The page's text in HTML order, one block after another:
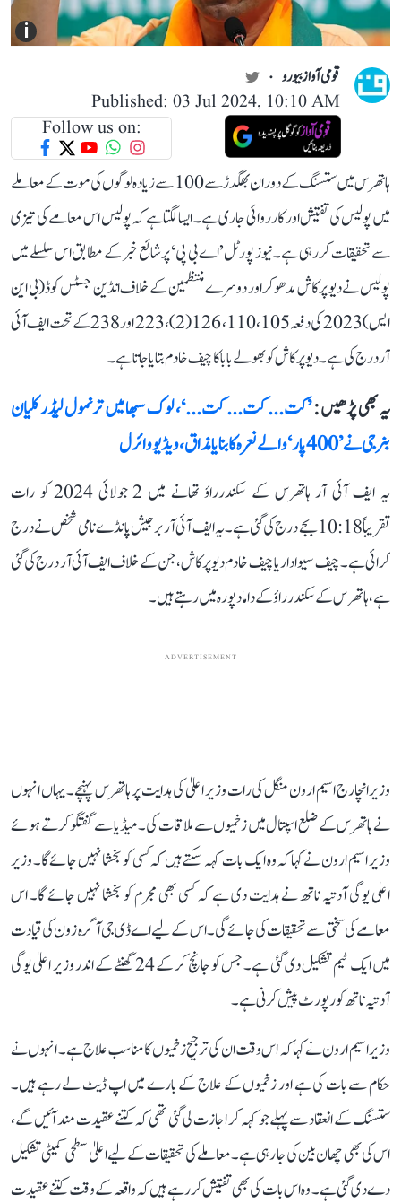
i
قومی آواز بیورو
Published: 03 Jul 2024, 10:10 AM
Follow us on:
ہاتھرس میں ستسنگ کے دوران بھگدڑ سے 100 سے زیادہ لوگوں کی موت کے معاملے
میں پولیس کی تفتیش اور کارروائی جاری ہے۔ ایسا لگتا ہے کہ پولیس اس معاملے کی تیزی
سے تحقیقات کر رہی ہے۔ نیوز پورٹل ’اے بی پی‘ پر شائع خبر کے مطابق اس سلسلے میں
پولیس نے دیو پرکاش مدھوکر اور دوسرے منتظمین کے خلاف انڈین جسٹس کوڈ (بی این
ایس) 2023 کی دفعہ 105، 110، 126 (2)، 223 اور 238 کے تحت ایف آئی
آر درج کی ہے۔ دیو پرکاش کو بھولے بابا کا چیف خادم بتایا جاتا ہے ۔
یہ بھی پڑھیں :’کت... کت... کت...‘، لوک سبھا میں ترنمول لیڈر کلیان
بنرجی نے ’400 پار‘ والے نعرہ کا بنایا مذاق، ویڈیو وائرل
یہ ایف آئی آر ہاتھرس کے سکندرراؤ تھانے میں 2 جولائی 2024 کو رات
تقریباً 10:18 بجے درج کی گئی ہے۔ یہ ایف آئی آر برجیش پانڈے نامی شخص نے درج
کرائی ہے۔ چیف سیوادار یا چیف خادم دیو پرکاش، جن کے خلاف ایف آئی آر درج کی گئی
ہے، ہاتھرس کے سکندرراؤ کے داماد پورہ میں رہتے ہیں۔
ADVERTISEMENT
وزیرانچارج اسیم ارون منگل کی رات وزیر اعلیٰ کی ہدایت پر ہاتھرس پہنچے۔ یہاں انہوں
نے ہاتھرس کے ضلع اسپتال میں زخمیوں سے ملاقات کی۔ میڈیا سے گفتگو کرتے ہوئے
وزیر اسیم ارون نے کہا کہ وہ ایک بات کہہ سکتے ہیں کہ کسی کو بخشا نہیں جائے گا۔ وزیر
اعلی یوگی آدتیہ ناتھ نے ہدایت دی ہے کہ کسی بھی مجرم کو بخشا نہیں جائے گا۔ اس
معاملے کی سختی سے تحقیقات کی جائے گی۔ اس کے لیے اے ڈی جی آگرہ زون کی قیادت
میں ایک ٹیم تشکیل دی گئی ہے۔ جس کو جانچ کر کے 24 گھنٹے کے اندر وزیر اعلیٰ یوگی
آدتیہ ناتھ کو رپورٹ پیش کرنی ہے۔
وزیر اسیم ارون نے کہا کہ اس وقت ان کی ترجیح زخمیوں کا مناسب علاج ہے۔ انہوں نے
حکام سے بات کی ہے اور زخمیوں کے علاج کے بارے میں اپ ڈیٹ لے رہے ہیں۔
ستسنگ کے انعقاد سے پہلے جو کہہ کر اجازت لی گئی تھی کہ کتنے عقیدت مند آئیں گے،
اس کی بھی چھان بین کی جا رہی ہے۔ معاملے کی تحقیقات کے لیے اعلیٰ سطحی کمیٹی تشکیل
دے دی گئی ہے۔ وہ اس بات کی بھی تفتیش کر رہے ہیں کہ واقعہ کے وقت کتنے عقیدت